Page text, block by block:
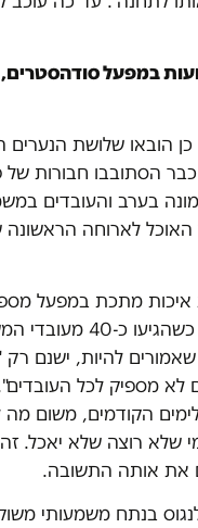
במפעל
לפני כן הובאו שלושת
הסתובבו חבורות של
בערב והעובדים
מתכת במפעל
והשני לרמאדן האוכל היה
להיות, ישנם
לא מספיק לכל
הקודמים, משום מה
רוצה שלא יאכל.
את אותה התשובה.
בנתח משמעותי